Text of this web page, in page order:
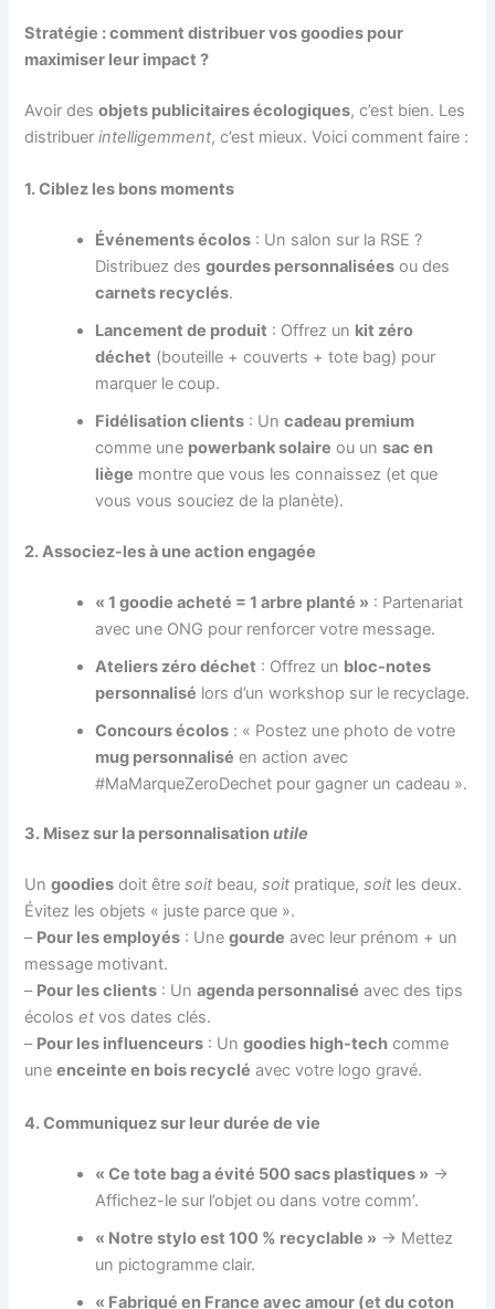
Stratégie : comment distribuer vos goodies pour
maximiser leur impact ?
Avoir desobjets publicitaires écologiques, c’est bien. Les
distribuerintelligemment, c’est mieux. Voici comment faire :
1. Ciblez les bons moments
Événements écolos : Un salon sur la RSE ?
Distribuez desgourdes personnalisées ou des
carnets recyclés.
Lancement de produit : Offrez un kit zéro
déchet (bouteille + couverts + tote bag) pour
marquer le coup.
Fidélisation clients : Uncadeau premium
comme une powerbank solaire ou unsac en
liège montre que vous les connaissez (et que
vous vous souciez de la planète).
2. Associez-les à une action engagée
« 1 goodie acheté = 1 arbre planté » : Partenariat
avec une ONG pour renforcer votre message.
Ateliers zéro déchet : Offrez un bloc-notes
personnalisé lors d’un workshop sur le recyclage.
Concours écolos : « Postez une photo de votre
mug personnalisé en action avec
#MaMarqueZeroDechet pour gagner un cadeau ».
3. Misez sur la personnalisationutile
Ungoodies doit êtresoit beau,soit pratique,soit les deux.
Évitez les objets « juste parce que ».
– Pour les employés : Unegourde avec leur prénom + un
message motivant.
– Pour les clients : Unagenda personnalisé avec des tips
écoloset vos dates clés.
– Pour les influenceurs : Ungoodies high-tech comme
uneenceinte en bois recyclé avec votre logo gravé.
4. Communiquez sur leur durée de vie
« Ce tote bag a évité 500 sacs plastiques » →
Affichez-le sur l’objet ou dans votre comm’.
« Notre stylo est 100 % recyclable » → Mettez
un pictogramme clair.
« Fabriqué en France avec amour (et du coton